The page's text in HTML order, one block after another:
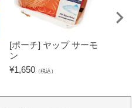
[ポーチ] ヤップ サーモ
ン
¥1,650 （税込）